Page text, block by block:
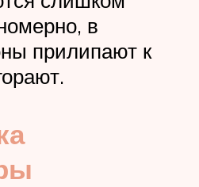
в
прилипают к